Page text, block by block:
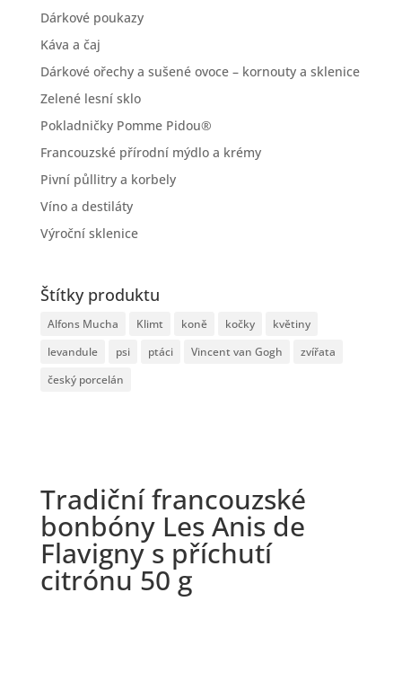
Dárkové poukazy
Káva a čaj
Dárkové ořechy a sušené ovoce – kornouty a sklenice
Zelené lesní sklo
Pokladničky Pomme Pidou®
Francouzské přírodní mýdlo a krémy
Pivní půllitry a korbely
Víno a destiláty
Výroční sklenice
Štítky produktu
Alfons Mucha Klimt koně kočky
květiny
levandule
psi ptáci Vincent van Gogh
zvířata
český porcelán
Tradiční francouzské
bonbóny Les Anis de
Flavigny s příchutí
citrónu 50 g